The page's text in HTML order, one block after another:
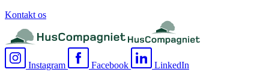
Kontakt os
Instagram Facebook LinkedIn